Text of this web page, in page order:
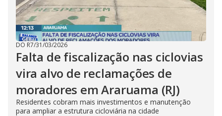
DO R7/31/03/2026
Falta de fiscalização nas ciclovias
vira alvo de reclamações de
moradores em Araruama (RJ)
Residentes cobram mais investimentos e manutenção
para ampliar a estrutura cicloviária na cidade